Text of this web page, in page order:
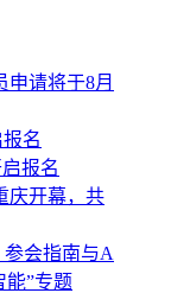
申请将于8月
名
报名
庆开幕，共
参会指南与A
”专题